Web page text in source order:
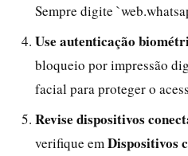
Sempre digite
Use autenticação
bloqueio por impressão
facial para proteger o
Revise dispositivos
verifique em Dispositivos